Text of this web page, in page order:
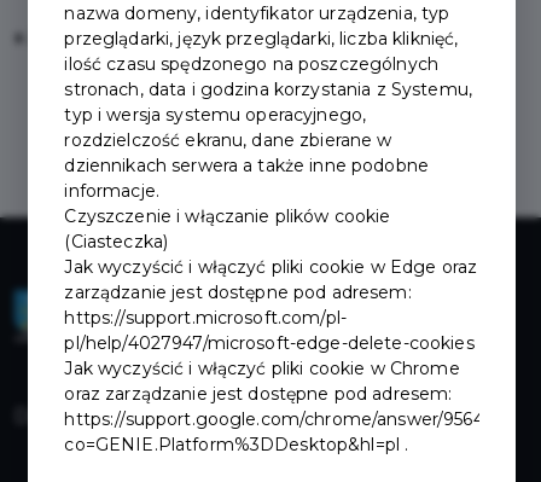
Zarejestruj się
Dokumenty do pobrania
nazwa domeny, identyfikator urządzenia, typ
przeglądarki, język przeglądarki, liczba kliknięć,
ilość czasu spędzonego na poszczególnych
stronach, data i godzina korzystania z Systemu,
typ i wersja systemu operacyjnego,
rozdzielczość ekranu, dane zbierane w
dziennikach serwera a także inne podobne
informacje.
Czyszczenie i włączanie plików cookie
(Ciasteczka)
Jak wyczyścić i włączyć pliki cookie w Edge oraz
zarządzanie jest dostępne pod adresem:
https://support.microsoft.com/pl-
pl/help/4027947/microsoft-edge-delete-cookies
Jak wyczyścić i włączyć pliki cookie w Chrome
oraz zarządzanie jest dostępne pod adresem:
https://support.google.com/chrome/answer/95647?
co=GENIE.Platform%3DDesktop&hl=pl .